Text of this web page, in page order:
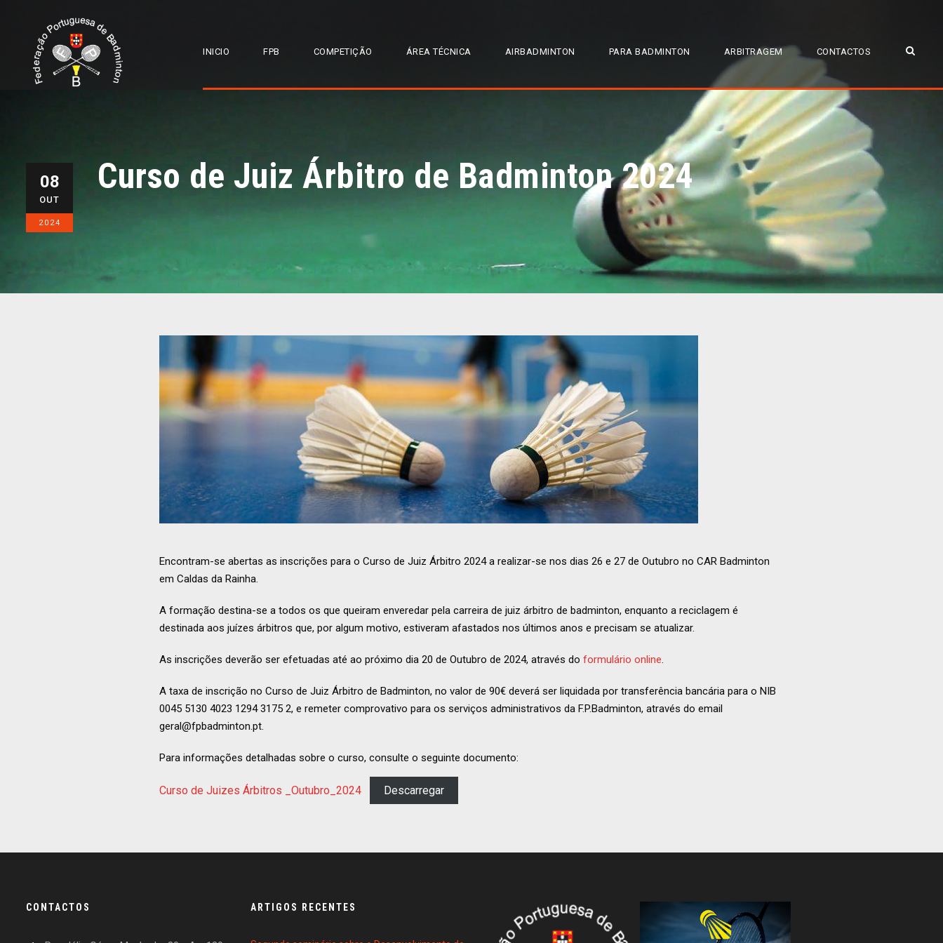
INICIO FPB COMPETIÇÃO ÁREA TÉCNICA AIRBADMINTON PARA BADMINTON ARBITRAGEM CONTACTOS
08
OUT
2024
Curso de Juiz Árbitro de Badminton 2024
Encontram-se abertas as inscrições para o Curso de Juiz Árbitro 2024 a realizar-se nos dias 26 e 27 de Outubro no CAR Badminton
em Caldas da Rainha.
A formação destina-se a todos os que queiram enveredar pela carreira de juiz árbitro de badminton, enquanto a reciclagem é
destinada aos juízes árbitros que, por algum motivo, estiveram afastados nos últimos anos e precisam se atualizar.
As inscrições deverão ser efetuadas até ao próximo dia 20 de Outubro de 2024, através do formulário online.
A taxa de inscrição no Curso de Juiz Árbitro de Badminton, no valor de 90€ deverá ser liquidada por transferência bancária para o NIB
0045 5130 4023 1294 3175 2, e remeter comprovativo para os serviços administrativos da F.P.Badminton, através do email
geral@fpbadminton.pt.
Para informações detalhadas sobre o curso, consulte o seguinte documento:
Curso de Juizes Árbitros _Outubro_2024 Descarregar
CONTACTOS ARTIGOS RECENTES